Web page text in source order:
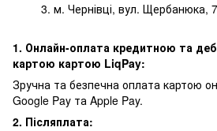
м. Чернівці, вул. Щербанюка,
1. Онлайн-оплата кредитною та
картою картою LiqPay:
Зручна та безпечна оплата картою
Google Pay та Apple Pay.
2. Післяплата: